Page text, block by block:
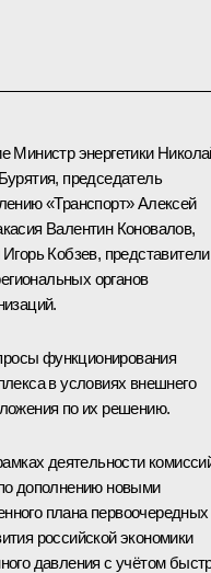
Министр энергетики
председатель
«Транспорт»Алексей
Валентин Коновалов,
Игорь Кобзев, представители
органов
функционирования
в условиях внешнего
по их решению.
деятельности
дополнению новыми
плана первоочередных
российской экономики
давления с учётом